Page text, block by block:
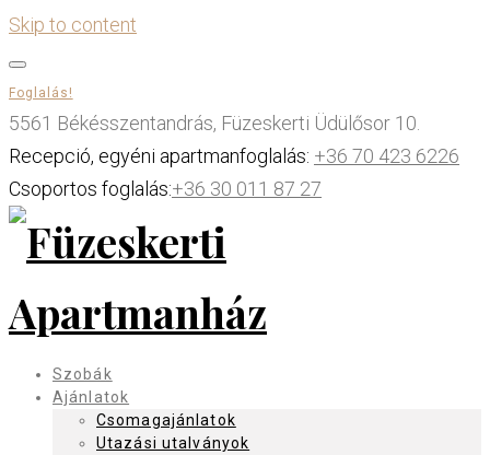
Skip to content
Foglalás!
5561 Békésszentandrás, Füzeskerti Üdülősor 10.
Recepció, egyéni apartmanfoglalás: +36 70 423 6226
Csoportos foglalás:+36 30 011 87 27
Szobák
Ajánlatok
Csomagajánlatok
Utazási utalványok